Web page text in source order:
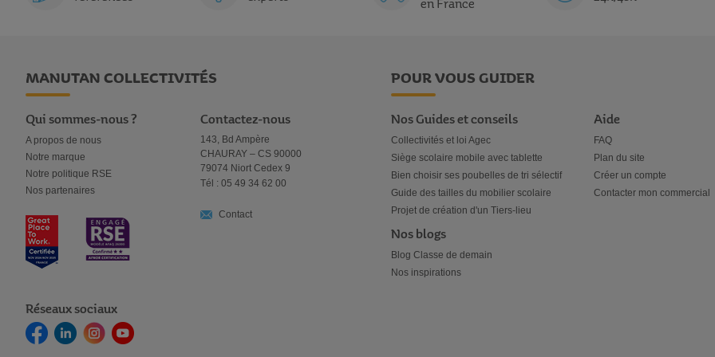
en France
MANUTAN COLLECTIVITÉS
Qui sommes-nous ?
A propos de nous
Notre marque
Notre politique RSE
Nos partenaires
Réseaux sociaux
Contactez-nous
143, Bd Ampère
CHAURAY – CS 90000
79074 Niort Cedex 9
Tél : 05 49 34 62 00
Contact
POUR VOUS GUIDER
Nos Guides et conseils
Collectivités et loi Agec
Siège scolaire mobile avec tablette
Bien choisir ses poubelles de tri sélectif
Guide des tailles du mobilier scolaire
Projet de création d'un Tiers-lieu
Nos blogs
Blog Classe de demain
Nos inspirations
Aide
FAQ
Plan du site
Créer un compte
Contacter mon commercial